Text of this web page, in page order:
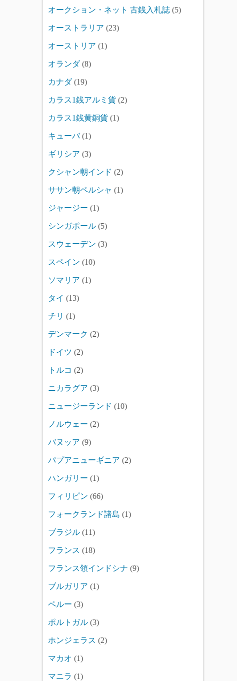
オークション・ネット 古銭入札誌 (5)
オーストラリア (23)
オーストリア (1)
オランダ(8)
カナダ(19)
カラス1銭アルミ貨 (2)
カラス1銭黄銅貨 (1)
キューバ(1)
ギリシア (3)
クシャン朝インド (2)
ササン朝ペルシャ (1)
ジャージー (1)
シンガポール (5)
スウェーデン (3)
スペイン (10)
ソマリア (1)
タイ (13)
チリ (1)
デンマーク (2)
ドイツ (2)
トルコ (2)
ニカラグア (3)
ニュージーランド (10)
ノルウェー (2)
バヌッア (9)
パプアニューギニア (2)
ハンガリー (1)
フィリピン (66)
フォークランド諸島 (1)
ブラジル (11)
フランス (18)
フランス領インドシナ (9)
ブルガリア (1)
ペルー (3)
ポルトガル (3)
ホンジェラス (2)
マカオ (1)
マニラ (1)